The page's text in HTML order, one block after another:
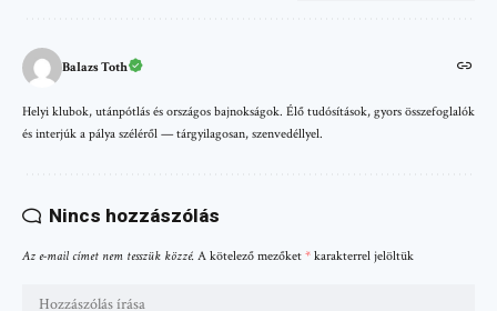
Balazs Toth
Helyi klubok, utánpótlás és országos bajnokságok. Élő tudósítások, gyors összefoglalók
és interjúk a pálya széléről — tárgyilagosan, szenvedéllyel.
Nincs hozzászólás
Az e-mail címet nem tesszük közzé. A kötelező mezőket * karakterrel jelöltük